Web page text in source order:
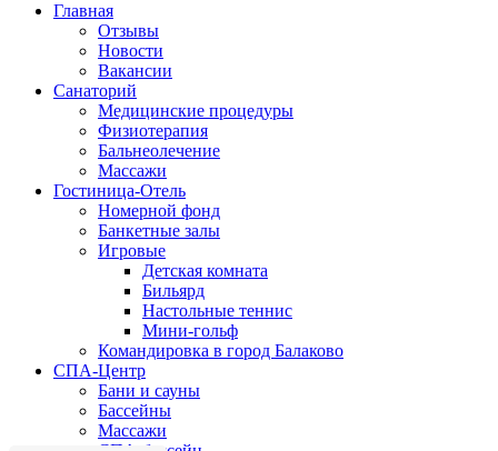
Главная
Отзывы
Новости
Вакансии
Санаторий
Медицинские процедуры
Физиотерапия
Бальнеолечение
Массажи
Гостиница-Отель
Номерной фонд
Банкетные залы
Игровые
Детская комната
Бильярд
Настольные теннис
Мини-гольф
Командировка в город Балаково
СПА-Центр
Бани и сауны
Бассейны
Массажи